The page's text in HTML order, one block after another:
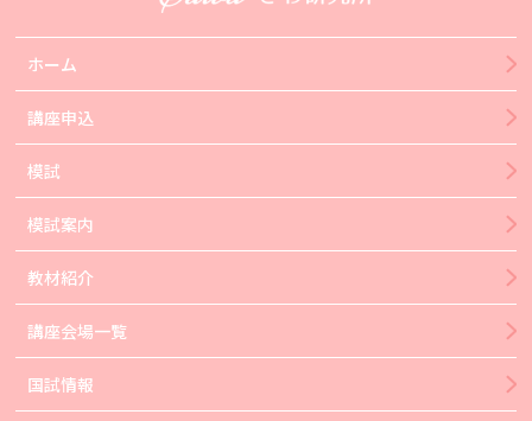
ホーム
講座申込
模試
模試案内
教材紹介
講座会場一覧
国試情報